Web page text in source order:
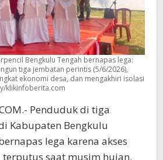
Bengkulu Tengah bernapas lega:
tiga jembatan perintis (5/6/2026),
ekonomi desa, dan mengakhiri isolasi
klikinfoberita.com
Penduduk di tiga
Kabupaten Bengkulu
lega karena akses
saat musim hujan.